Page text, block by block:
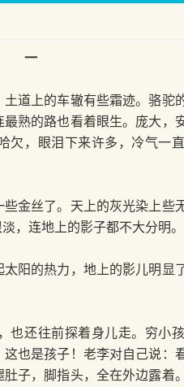
一
上的车辙有些霜迹。骆驼
熟的路也看着眼生。庞大，
欠，眼泪下来许多，冷气一
丝了。天上的灰光染上些
，连地上的影子都不大分明。
的热力，地上的影儿明显
还往前探着身儿走。穷小孩
也是孩子！老李对自己说：
子，脚指头，全在外边露着